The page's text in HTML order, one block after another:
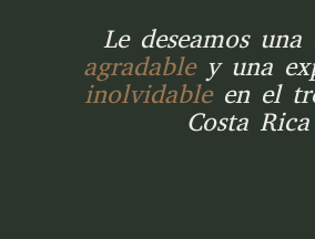
Le deseamos una
agradabley una
inolvidableen el
Costa Rica